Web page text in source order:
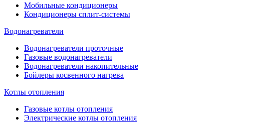
Мобильные кондиционеры
Кондиционеры сплит-системы
Водонагреватели
Водонагреватели проточные
Газовые водонагреватели
Водонагреватели накопительные
Бойлеры косвенного нагрева
Котлы отопления
Газовые котлы отопления
Электрические котлы отопления